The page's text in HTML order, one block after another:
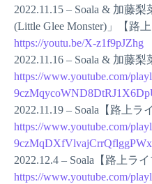
2022.11.15 – Soala & 加藤
(Little Glee Monster)」【路上
https://youtu.be/X-z1f9pJZhg
2022.11.16 – Soala & 加藤梨
https://www.youtube.com/
2022.11.19 – Soala【路上ラ
https://www.youtube.com/
2022.12.4 – Soala【路上ライ
https://www.youtube.com/